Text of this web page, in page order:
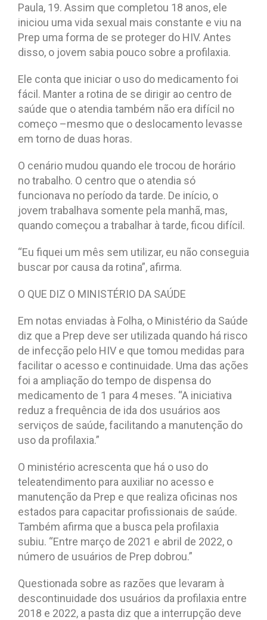
Paula, 19. Assim que completou 18 anos, ele
iniciou uma vida sexual mais constante e viu na
Prep uma forma de se proteger do HIV. Antes
disso, o jovem sabia pouco sobre a profilaxia.
Ele conta que iniciar o uso do medicamento foi
fácil. Manter a rotina de se dirigir ao centro de
saúde que o atendia também não era difícil no
começo –mesmo que o deslocamento levasse
em torno de duas horas.
O cenário mudou quando ele trocou de horário
no trabalho. O centro que o atendia só
funcionava no período da tarde. De início, o
jovem trabalhava somente pela manhã, mas,
quando começou a trabalhar à tarde, ficou difícil.
“Eu fiquei um mês sem utilizar, eu não conseguia
buscar por causa da rotina”, afirma.
O QUE DIZ O MINISTÉRIO DA SAÚDE
Em notas enviadas à Folha, o Ministério da Saúde
diz que a Prep deve ser utilizada quando há risco
de infecção pelo HIV e que tomou medidas para
facilitar o acesso e continuidade. Uma das ações
foi a ampliação do tempo de dispensa do
medicamento de 1 para 4 meses. “A iniciativa
reduz a frequência de ida dos usuários aos
serviços de saúde, facilitando a manutenção do
uso da profilaxia.”
O ministério acrescenta que há o uso do
teleatendimento para auxiliar no acesso e
manutenção da Prep e que realiza oficinas nos
estados para capacitar profissionais de saúde.
Também afirma que a busca pela profilaxia
subiu. “Entre março de 2021 e abril de 2022, o
número de usuários de Prep dobrou.”
Questionada sobre as razões que levaram à
descontinuidade dos usuários da profilaxia entre
2018 e 2022, a pasta diz que a interrupção deve